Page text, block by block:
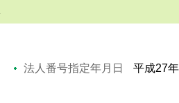
法人番号指定年月日 平成27